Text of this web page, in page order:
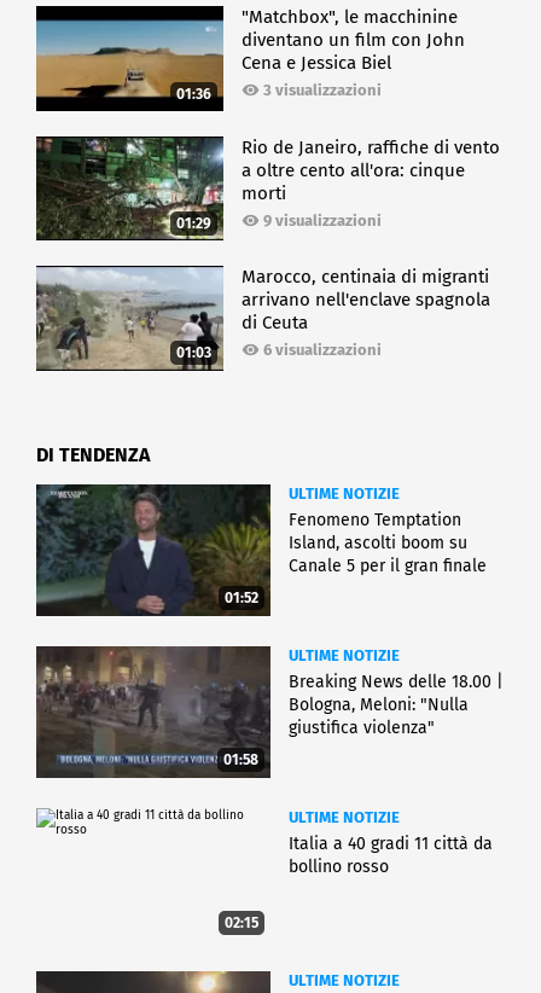
01:36
"Matchbox", le macchinine
diventano un film con John
Cena e Jessica Biel
3 visualizzazioni
01:29
Rio de Janeiro, raffiche di vento
a oltre cento all'ora: cinque
morti
9 visualizzazioni
01:03
Marocco, centinaia di migranti
arrivano nell'enclave spagnola
di Ceuta
6 visualizzazioni
DI TENDENZA
01:52
ULTIME NOTIZIE
Fenomeno Temptation
Island, ascolti boom su
Canale 5 per il gran finale
01:58
ULTIME NOTIZIE
Breaking News delle 18.00 |
Bologna, Meloni: "Nulla
giustifica violenza"
02:15
ULTIME NOTIZIE
Italia a 40 gradi 11 città da
bollino rosso
ULTIME NOTIZIE